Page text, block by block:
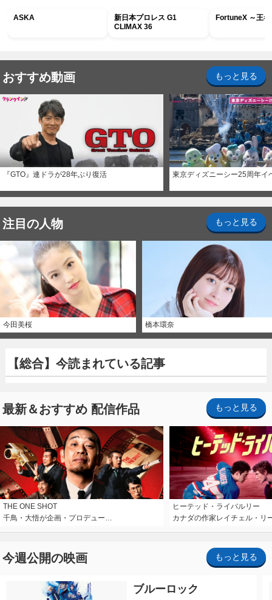
ASKA
新日本プロレス G1
CLIMAX 36
FortuneX ～王
おすすめ動画 もっと見る
『GTO』連ドラが28年ぶり復活 東京ディズニーシー25周年イ
注目の人物 もっと見る
今田美桜 橋本環奈
【総合】今読まれている記事
最新＆おすすめ 配信作品 もっと見る
THE ONE SHOT
千鳥・大悟が企画・プロデュー…
ヒーテッド・ライバルリー
カナダの作家レイチェル・リ
今週公開の映画 もっと見る
ブルーロック